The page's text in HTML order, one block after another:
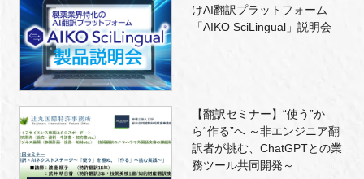
けAI翻訳プラットフォーム
「AIKO SciLingual」説明会
【翻訳セミナー】“使う”か
ら“作る”へ ～非エンジニア翻
訳者が挑む、ChatGPTとの業
務ツール共同開発～